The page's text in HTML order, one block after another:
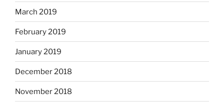
March 2019
February 2019
January 2019
December 2018
November 2018